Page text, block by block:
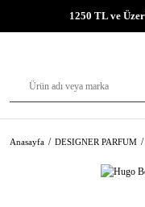
1250 TL ve
Anasayfa DESIGNER PARFUM